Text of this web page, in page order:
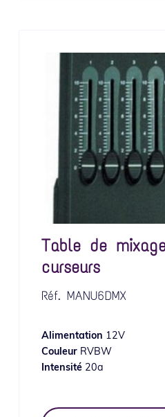
Table de
curseurs
Réf. MANU6DMX
Alimentation 12V
CouleurRVBW
Intensité20a